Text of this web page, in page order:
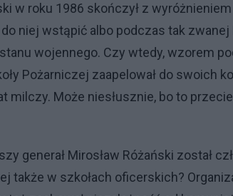
w roku 1986 skończył z
niej wstąpić albo podczas tak
wojennego. Czy wtedy, wzorem
Pożarniczej zaapelował do swoich
milczy. Może niesłusznie, bo to
generał Mirosław Różański został
także w szkołach oficerskich?